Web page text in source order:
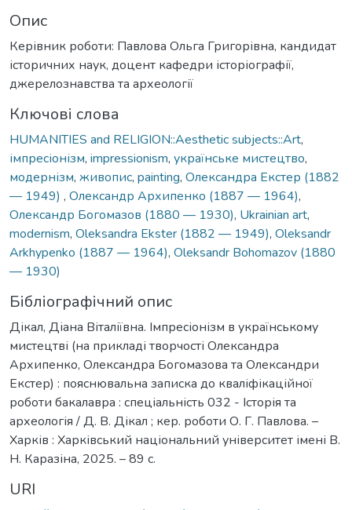
Опис
Керівник роботи: Павлова Ольга Григорівна, кандидат
історичних наук, доцент кафедри історіографії,
джерелознавства та археології
Ключові слова
HUMANITIES and RELIGION::Aesthetic subjects::Art,
імпресіонізм, impressionism, українське мистецтво,
модернізм, живопис, painting, Олександра Екстер (1882
— 1949) , Олександр Архипенко (1887 — 1964),
Олександр Богомазов (1880 — 1930), Ukrainian art,
modernism, Oleksandra Ekster (1882 — 1949), Oleksandr
Arkhypenko (1887 — 1964), Oleksandr Bohomazov (1880
— 1930)
Бібліографічний опис
Дікал, Діана Віталіївна. Імпресіонізм в українському
мистецтві (на прикладі творчості Олександра
Архипенко, Олександра Богомазова та Олександри
Екстер) : пояснювальна записка до кваліфікаційної
роботи бакалавра : спеціальність 032 - Історія та
археологія / Д. В. Дікал ; кер. роботи О. Г. Павлова. –
Харків : Харківський національний університет імені В.
Н. Каразіна, 2025. – 89 с.
URI